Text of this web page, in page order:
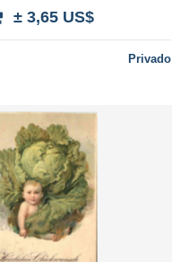
± 3,65 US$
Privado